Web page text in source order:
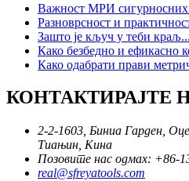
Важност МРИ сигурносних
Разноврсност и
Зашто је кључ у теби краљ...
Како безбедно и ефикасно
Како одабрати прави
КОНТАКТИРАЈТЕ
2-2-1603, Биниа Гарден,
Тиањин, Кина
Позовите нас одмах: +86-
real@sfreyatools.com